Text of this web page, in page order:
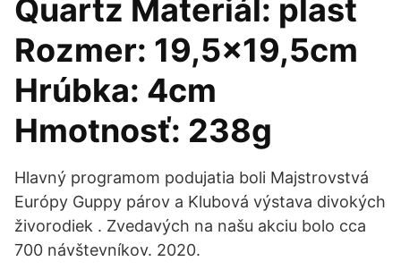
Quartz Materiál: plast
Rozmer: 19,5x19,5cm
Hrúbka: 4cm
Hmotnosť: 238g
Hlavný programom podujatia boli Majstrovstvá
Európy Guppy párov a Klubová výstava divokých
živorodiek . Zvedavých na našu akciu bolo cca
700 návštevníkov. 2020.